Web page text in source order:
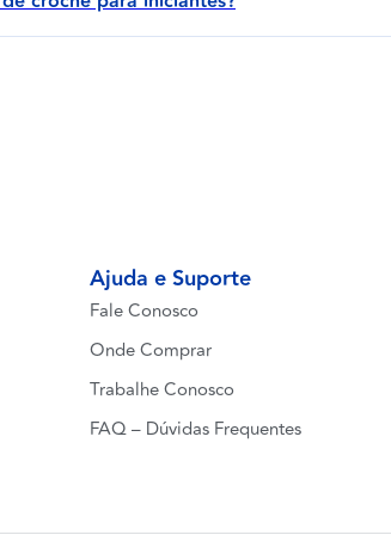
Ajuda e Suporte
Fale Conosco
Onde Comprar
Trabalhe Conosco
FAQ – Dúvidas Frequentes